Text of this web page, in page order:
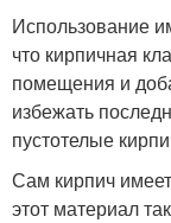
Использование
что кирпичная
помещения и
избежать
пустотелые
Сам кирпич
этот материал